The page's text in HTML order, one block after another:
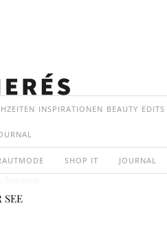
INSPIRATIONEN BEAUTY EDITS
SHOP IT JOURNAL
SEE